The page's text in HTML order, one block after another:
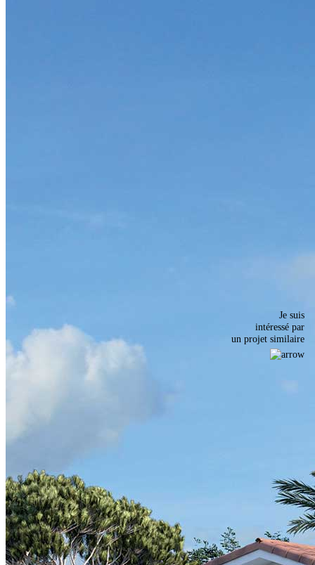
Je suis
intéressé par
un projet similaire